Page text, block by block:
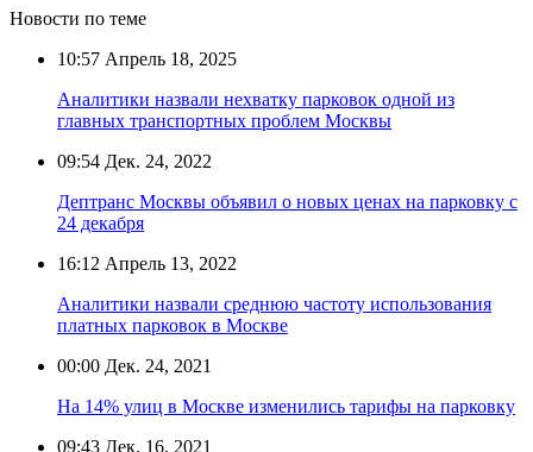
Новости по теме
10:57 Апрель 18, 2025
Аналитики назвали нехватку парковок одной из
главных транспортных проблем Москвы
09:54 Дек. 24, 2022
Дептранс Москвы объявил о новых ценах на парковку с
24 декабря
16:12 Апрель 13, 2022
Аналитики назвали среднюю частоту использования
платных парковок в Москве
00:00 Дек. 24, 2021
На 14% улиц в Москве изменились тарифы на парковку
09:43 Дек. 16, 2021